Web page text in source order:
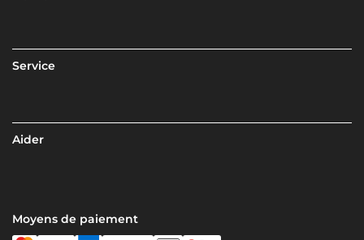
Service
Aider
Moyens de paiement